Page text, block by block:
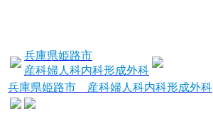
兵庫県姫路市
産科婦人科内科形成外科
兵庫県姫路市 産科婦人科内科形成外科